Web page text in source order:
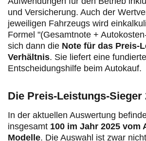
und Versicherung. Auch der
jeweiligen Fahrzeugs wird
Formel "(Gesamtnote +
sich dann die Note für das Preis-
Verhältnis. Sie liefert eine fundierte
Entscheidungshilfe beim Autokauf.
Die Preis-Leistungs-Sieger
In der aktuellen Auswertung
insgesamt 100 im Jahr 2025 vom
Modelle. Die Auswahl ist zwar